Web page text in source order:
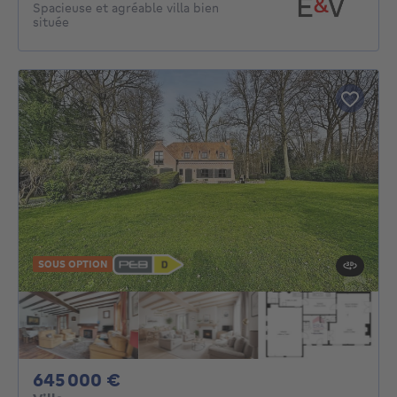
Spacieuse et agréable villa bien
située
SOUS OPTION
645 000 €